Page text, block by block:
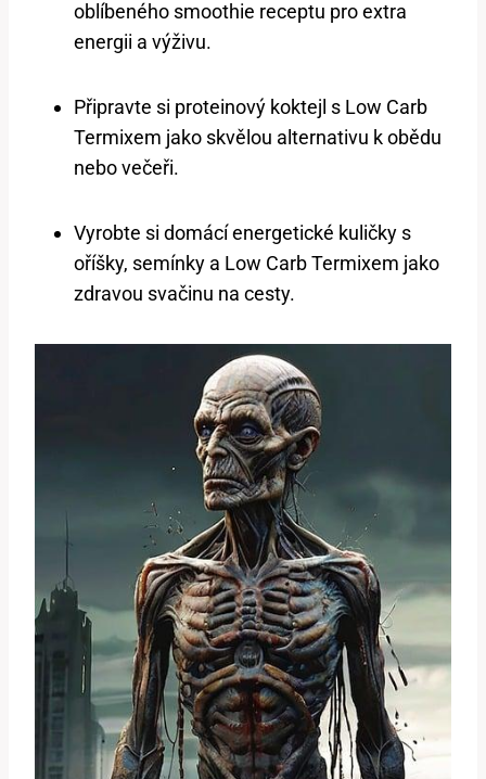
oblíbeného smoothie receptu ‌pro extra
‌energii a výživu.
Připravte​ si proteinový koktejl s⁣ Low‌ Carb
Termixem​ jako skvělou alternativu k obědu
nebo ​večeři.
Vyrobte si domácí energetické kuličky s
oříšky, semínky a Low​ Carb Termixem jako
zdravou svačinu na cesty.